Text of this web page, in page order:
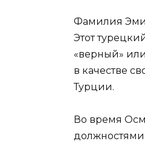
Фамилия
Этот
«верный»
в качестве
Турции.
Во время
должностями